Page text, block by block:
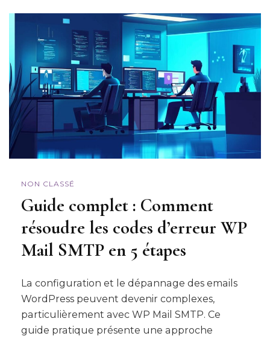
NON CLASSÉ
Guide complet : Comment
résoudre les codes d’erreur WP
Mail SMTP en 5 étapes
La configuration et le dépannage des emails
WordPress peuvent devenir complexes,
particulièrement avec WP Mail SMTP. Ce
guide pratique présente une approche